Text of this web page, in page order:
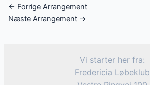
Post
navigation
← Forrige Arrangement
Næste Arrangement →
Vi starter her fra:
Fredericia Løbeklub